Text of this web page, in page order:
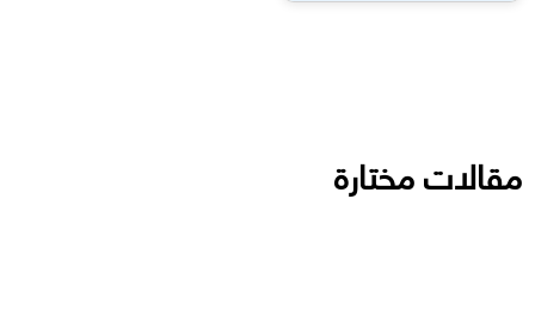
مقالات مختارة